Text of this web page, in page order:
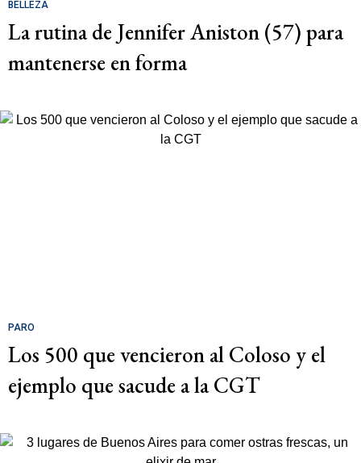
BELLEZA
La rutina de Jennifer Aniston (57) para
mantenerse en forma
PARO
Los 500 que vencieron al Coloso y el
ejemplo que sacude a la CGT